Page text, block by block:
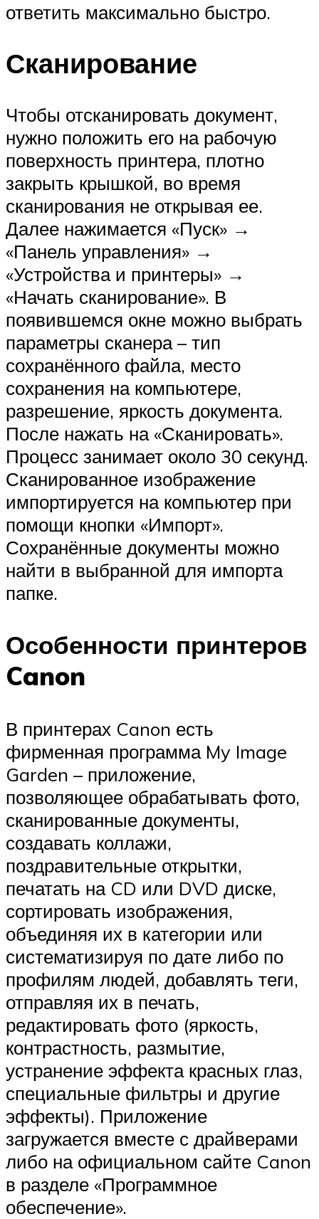
ответить максимально быстро.
Сканирование
Чтобы отсканировать документ,
нужно положить его на рабочую
поверхность принтера, плотно
закрыть крышкой, во время
сканирования не открывая ее.
Далее нажимается «Пуск» →
«Панель управления» →
«Устройства и принтеры» →
«Начать сканирование». В
появившемся окне можно выбрать
параметры сканера – тип
сохранённого файла, место
сохранения на компьютере,
разрешение, яркость документа.
После нажать на «Сканировать».
Процесс занимает около 30 секунд.
Сканированное изображение
импортируется на компьютер при
помощи кнопки «Импорт».
Сохранённые документы можно
найти в выбранной для импорта
папке.
Особенности принтеров
Canon
В принтерах Canon есть
фирменная программа My Image
Garden – приложение,
позволяющее обрабатывать фото,
сканированные документы,
создавать коллажи,
поздравительные открытки,
печатать на CD или DVD диске,
сортировать изображения,
объединяя их в категории или
систематизируя по дате либо по
профилям людей, добавлять теги,
отправляя их в печать,
редактировать фото (яркость,
контрастность, размытие,
устранение эффекта красных глаз,
специальные фильтры и другие
эффекты). Приложение
загружается вместе с драйверами
либо на официальном сайте Canon
в разделе «Программное
обеспечение».